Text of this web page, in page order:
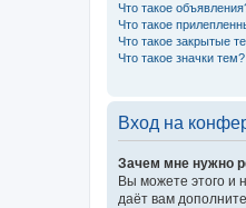
Что такое
Что такое
Что такое закрытые
Что такое значки тем?
Вход на
Зачем мне нужно
Вы можете этого и
даёт вам